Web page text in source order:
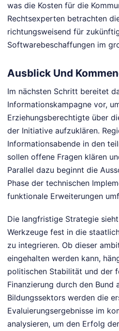
was die Kosten für die
Rechtsexperten betrachten
richtungsweisend für
Softwarebeschaffungen im
Ausblick Und
Im nächsten Schritt bereitet
Informationskampagne vor,
Erziehungsberechtigte über
der Initiative aufzuklären.
Informationsabende in den
sollen offene Fragen klären
Parallel dazu beginnt die
Phase der technischen
funktionale Erweiterungen
Die langfristige Strategie
Werkzeuge fest in die
zu integrieren. Ob dieser
eingehalten werden kann,
politischen Stabilität und der
Finanzierung durch den Bund
Bildungssektors werden die
Evaluierungsergebnisse im
analysieren, um den Erfolg